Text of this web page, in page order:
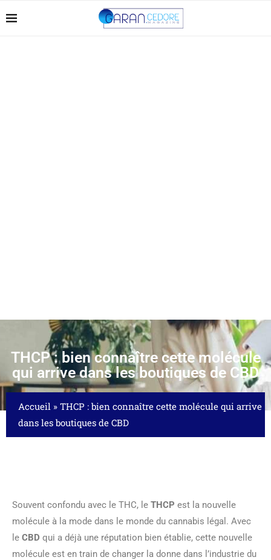
THCP : bien connaître cette molécule
qui arrive dans les boutiques de CBD
Accueil » THCP : bien connaître cette molécule qui arrive
dans les boutiques de CBD
Souvent confondu avec le THC, le THCP est la nouvelle
molécule à la mode dans le monde du cannabis légal. Avec
le CBD qui a déjà une réputation bien établie, cette nouvelle
molécule est en train de changer la donne dans l’industrie du